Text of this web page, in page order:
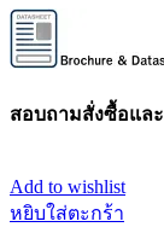
สอบถามสั่งซื้อแล
Add to wishlist
หยิบใส่ตะกร้า